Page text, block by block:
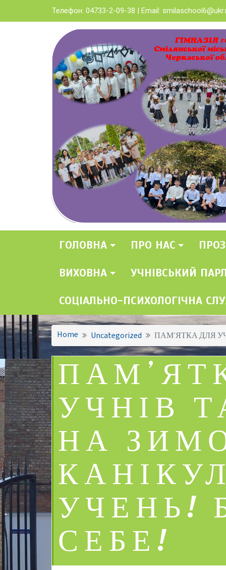
to
Телефон: 04733-2-09-38 | Email:
ГОЛОВНА ПРО НАС
ВИХОВНА УЧНІВСЬКИЙ
СОЦІАЛЬНО-ПСИХОЛОГІЧНА
Home Uncategorized ПАМ’ЯТКА ДЛЯ
УЧНІВ
НА
УЧЕНЬ!
СЕБЕ!